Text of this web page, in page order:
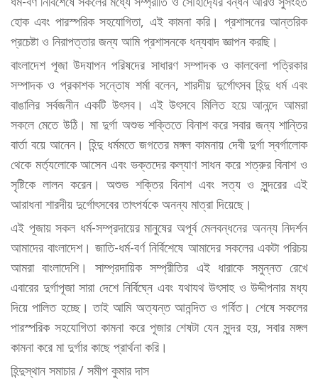
হোক এবং পারস্পরিক সহযোগিতা, এই কামনা করি। প্রশাসনের আন্তরিক
প্রচেষ্টা ও নিরাপত্তার জন্য আমি প্রশাসনকে ধন্যবাদ জ্ঞাপন করছি।
বাংলাদেশ পূজা উদযাপন পরিষদের সাধারণ সম্পাদক ও কালবেলা পত্রিকার
সম্পাদক ও প্রকাশক সন্তোষ শর্মা বলেন, শারদীয় দুর্গোৎসব হিন্দু ধর্ম এবং
বাঙালির সর্বজনীন একটি উৎসব। এই উৎসবে মিলিত হয়ে আনন্দে আমরা
সকলে মেতে উঠি। মা দুর্গা অশুভ শক্তিতে বিনাশ করে সবার জন্য শান্তির
বার্তা বয়ে আনেন। হিন্দু ধর্মমতে জগতের মঙ্গল কামনায় দেবী দুর্গা স্বর্গালোক
থেকে মর্ত্যলোকে আসেন এবং ভক্তদের কল্যাণ সাধন করে শত্রুর বিনাশ ও
সৃষ্টিকে লালন করেন। অশুভ শক্তির বিনাশ এবং সত্য ও সুন্দরের এই
আরাধনা শারদীয় দুর্গোৎসবের তাৎপর্যকে অনন্য মাত্রা দিয়েছে।
এই পূজায় সকল ধর্ম-সম্প্রদায়ের মানুষের অপূর্ব মেলবন্ধনের অনন্য নিদর্শন
আমাদের বাংলাদেশ। জাতি-ধর্ম-বর্ণ নির্বিশেষে আমাদের সকলের একটা পরিচয়
আমরা বাংলাদেশি। সাম্প্রদায়িক সম্প্রীতির এই ধারাকে সমুন্নত রেখে
এবারের দুর্গাপূজা সারা দেশে নির্বিঘ্নে এবং যথাযথ উৎসাহ ও উদ্দীপনার মধ্য
দিয়ে পালিত হচ্ছে। তাই আমি অত্যন্ত আনন্দিত ও গর্বিত। শেষে সকলের
পারস্পরিক সহযোগিতা কামনা করে পূজার শেষটা যেন সুন্দর হয়, সবার মঙ্গল
কামনা করে মা দুর্গার কাছে প্রার্থনা করি।
হিন্দুস্থান সমাচার / সমীপ কুমার দাস